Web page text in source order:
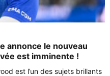
annonce le nouveau
est imminente !
est l’un des sujets brillants